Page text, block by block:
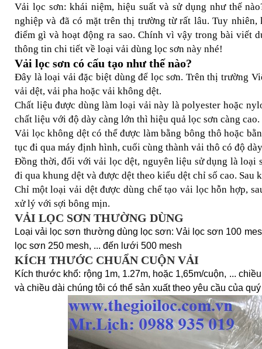
Vải lọc sơn: khái niệm, hiệu suất và sử dụng như thế
nghiệp và đã có mặt trên thị trường từ rất lâu. Tuy
điểm gì và hoạt động ra sao. Chính vì vậy trong bài viết
thông tin chi tiết về loại vải dùng lọc sơn này nhé!
Vải lọc sơn có cấu tạo như thế nào?
Đây là loại vải đặc biệt dùng để lọc sơn. Trên thị trường
vải dệt, vải pha hoặc vải không dệt.
Chất liệu được dùng làm loại vải này là polyester hoặc
chất liệu với độ dày càng lớn thì hiệu quả lọc sơn càng cao.
Vải lọc không dệt có thể được làm bằng bông thô hoặc
tục đi qua máy định hình, cuối cùng thành vải thô có độ
Đồng thời, đối với vải lọc dệt, nguyên liệu sử dụng là loại
đi qua khung dệt và được dệt theo kiểu dệt chỉ số cao. Sau
Chỉ một loại vải dệt được dùng chế tạo vải lọc hỗn hợp,
xử lý với sợi bông mịn.
VẢI LỌC SƠN THƯỜNG DÙNG
Loại vải lọc sơn thường dùng lọc sơn: Vải lọc sơn 100
lọc sơn 250 mesh, ... đến lưới 500 mesh
KÍCH THƯỚC CHUẨN CUỘN VẢI
Kích thước khổ: rộng 1m, 1.27m, hoặc 1,65m/cuộn, ...
và chiều dài chúng tôi có thể sản xuất theo yêu cầu của